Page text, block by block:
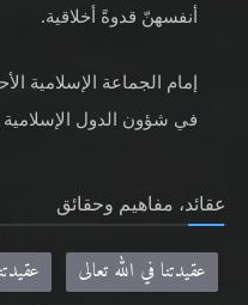
أنفسهنّ قدوةً أخلاقية.
إمام الجماعة الإسلامية
في شؤون الدول الإسلامية
عقائد، مفاهيم وحقائق
عقيدتنا في الله تعالى